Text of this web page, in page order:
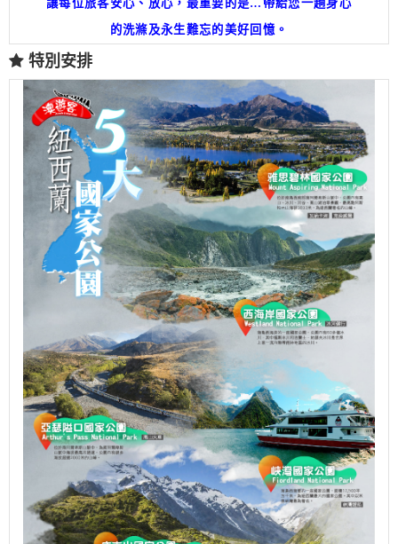
讓每位旅客安心、放心，最重要的是…帶給您一趟身心
的洗滌及永生難忘的美好回憶。
特別安排